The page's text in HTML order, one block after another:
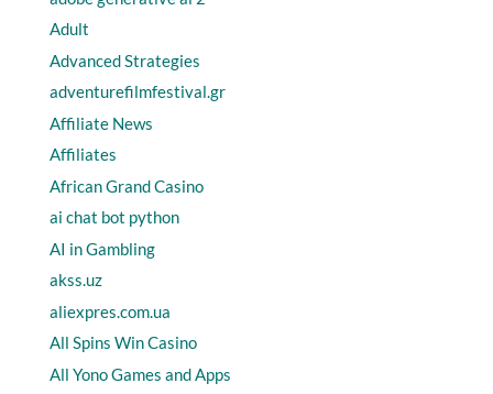
Adult
Advanced Strategies
adventurefilmfestival.gr
Affiliate News
Affiliates
African Grand Casino
ai chat bot python
AI in Gambling
akss.uz
aliexpres.com.ua
All Spins Win Casino
All Yono Games and Apps